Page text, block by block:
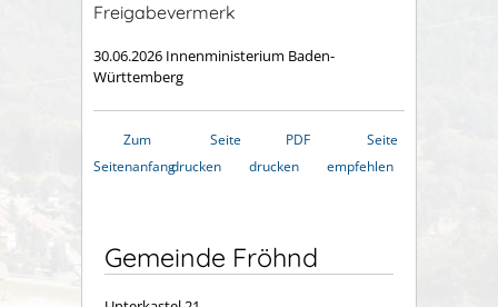
Freigabevermerk
30.06.2026 Innenministerium Baden-
Württemberg
Zum
Seitenanfang
Seite
drucken
PDF
drucken
Seite
empfehlen
Gemeinde Fröhnd